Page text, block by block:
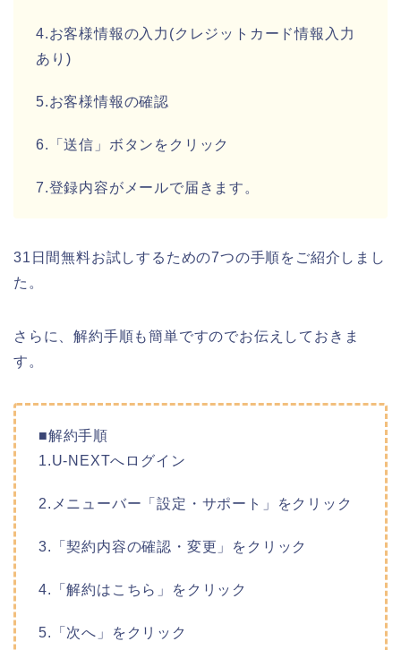
4.お客様情報の入力(クレジットカード情報入力
あり)
5.お客様情報の確認
6.「送信」ボタンをクリック
7.登録内容がメールで届きます。
31日間無料お試しするための7つの手順をご紹介しまし
た。
さらに、解約手順も簡単ですのでお伝えしておきま
す。
■解約手順
1.U-NEXTへログイン
2.メニューバー「設定・サポート」をクリック
3.「契約内容の確認・変更」をクリック
4.「解約はこちら」をクリック
5.「次へ」をクリック